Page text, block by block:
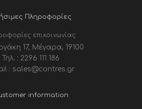
Πληροφορίες
επικοινωνίας
17, Μέγαρα, 19100
Τηλ. : 2296 111 186
: sales@contres.gr
information